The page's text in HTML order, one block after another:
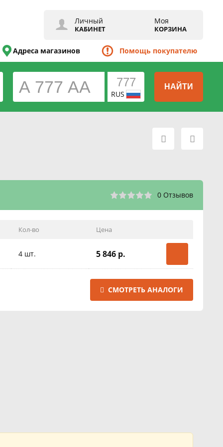
Личный
КАБИНЕТ
Моя
КОРЗИНА
Адреса магазинов Помощь покупателю
RUS
НАЙТИ
0 Отзывов
Кол-во Цена
4 шт. 5 846 р.
СМОТРЕТЬ АНАЛОГИ